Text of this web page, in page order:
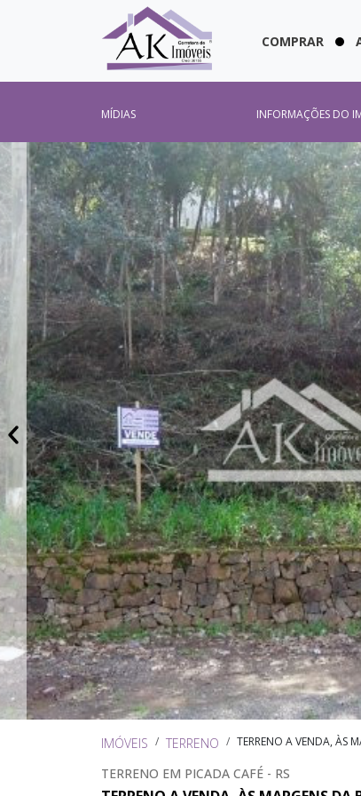
COMPRAR
MÍDIAS INFORMAÇÕES DO
IMÓVEIS TERRENO TERRENO A VENDA, ÀS
TERRENO EM PICADA CAFÉ - RS